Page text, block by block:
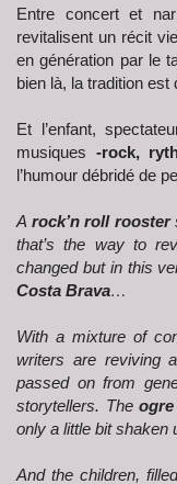
Entre concert et
revitalisent un récit
en génération par le
bien là, la tradition
Et l’enfant,
musiques -rock,
l’humour débridé de
A rock’n roll rooster
that’s the way to
changed but in this
Costa Brava…
With a mixture of
writers are reviving
passed on from
storytellers. Theogre
only a little bit shaken
And the children,